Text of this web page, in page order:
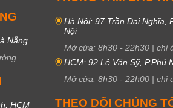
Nẵng
HCM
Hà Nội: 97 Trần Đại Nghĩa,
Nội
Mở cửa: 8h30 - 22h30 | chỉ
HCM: 92 Lê Văn Sỹ, P.Phú
Mở cửa: 8h30 - 22h00 | chỉ
THEO DÕI CHÚNG